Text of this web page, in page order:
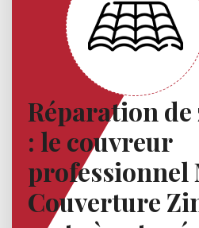
Réparation de
: le couvreur
professionnel
Couverture